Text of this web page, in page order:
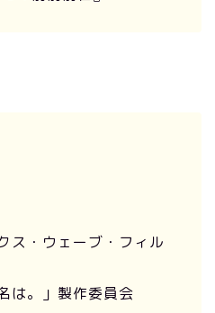
ス・ウェーブ・フィル
は。」製作委員会